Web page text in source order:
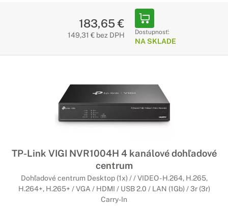
183,65 €
149,31 € bez DPH Dostupnosť:
NA SKLADE
TP-Link VIGI NVR1004H 4 kanálové dohľadové
centrum
Dohľadové centrum Desktop (1x) / / VIDEO - H.264, H.265,
H.264+, H.265+ / VGA / HDMI / USB 2.0 / LAN (1Gb) / 3r (3r)
Carry-In